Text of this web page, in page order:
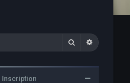
Rechercher
Inscription